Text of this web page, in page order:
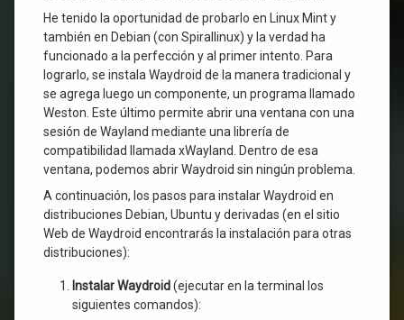
He tenido la oportunidad de probarlo en Linux Mint y
también en Debian (con Spirallinux) y la verdad ha
funcionado a la perfección y al primer intento. Para
lograrlo, se instala Waydroid de la manera tradicional y
se agrega luego un componente, un programa llamado
Weston. Este último permite abrir una ventana con una
sesión de Wayland mediante una librería de
compatibilidad llamada xWayland. Dentro de esa
ventana, podemos abrir Waydroid sin ningún problema.
A continuación, los pasos para instalar Waydroid en
distribuciones Debian, Ubuntu y derivadas (en el sitio
Web de Waydroid encontrarás la instalación para otras
distribuciones):
Instalar Waydroid(ejecutar en la terminal los
siguientes comandos):